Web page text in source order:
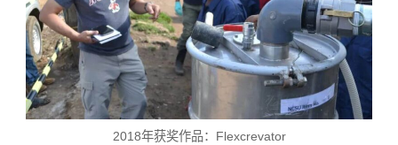
2018年获奖作品：Flexcrevator